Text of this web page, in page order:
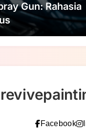
Gun: Rahasia
Facebook